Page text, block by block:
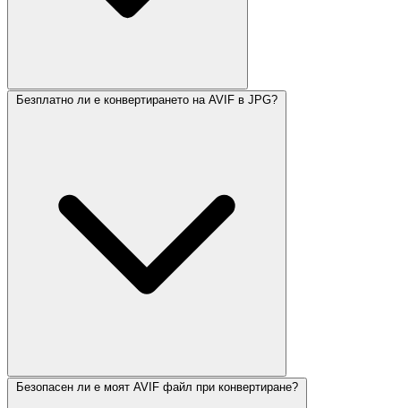
Безплатно ли е конвертирането на AVIF в JPG?
Безопасен ли е моят AVIF файл при конвертиране?